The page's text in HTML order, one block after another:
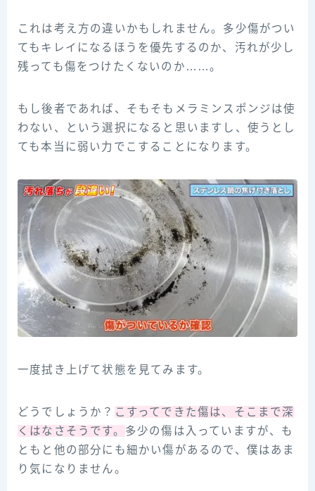
これは考え方の違いかもしれません。多少傷がつい
てもキレイになるほうを優先するのか、汚れが少し
残っても傷をつけたくないのか……。
もし後者であれば、そもそもメラミンスポンジは使
わない、という選択になると思いますし、使うとし
ても本当に弱い力でこすることになります。
一度拭き上げて状態を見てみます。
どうでしょうか？ こすってできた傷は、そこまで深
くはなさそうです。 多少の傷は入っていますが、も
ともと他の部分にも細かい傷があるので、僕はあま
り気になりません。